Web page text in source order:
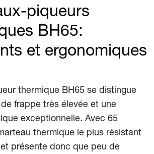
piqueurs
BH65:
et ergonomiques
thermique BH65 se distingue
frappe très élevée et une
exceptionnelle. Avec 65
thermique le plus résistant
présente donc que peu de